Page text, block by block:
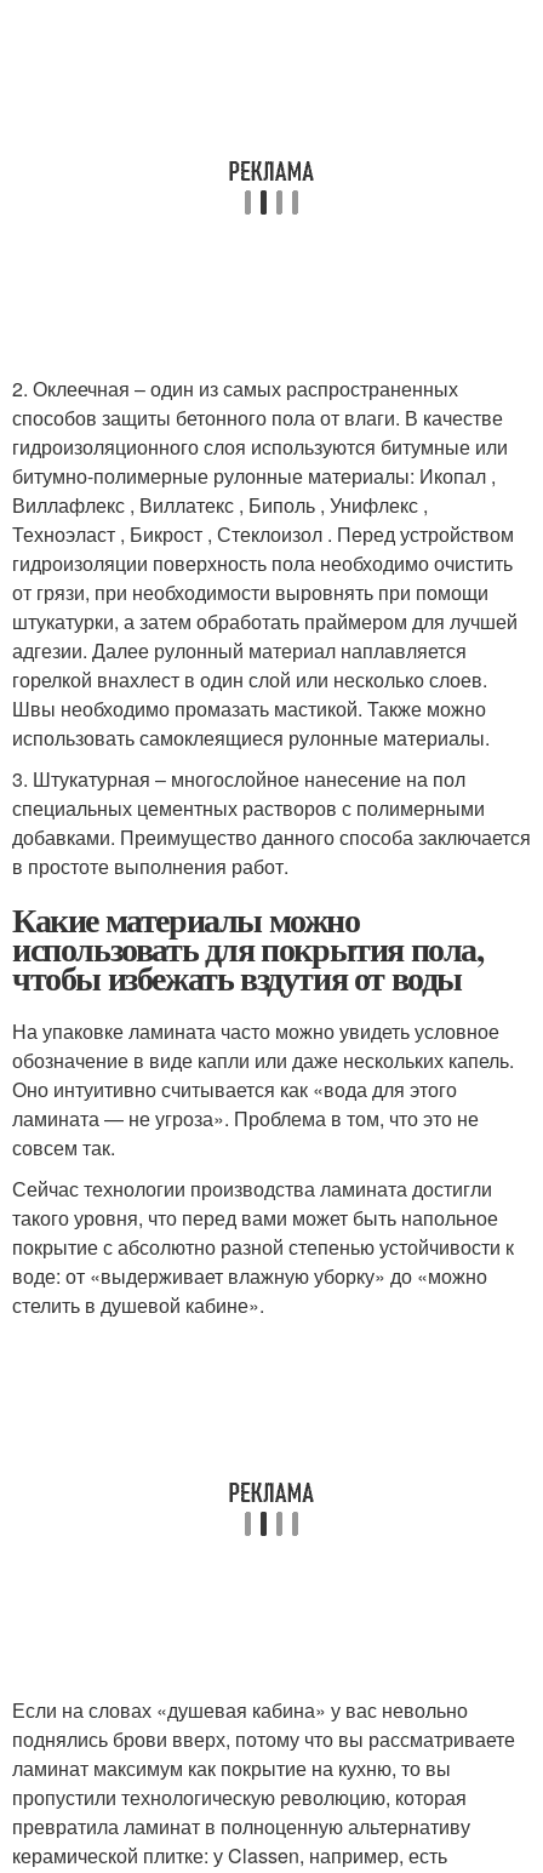
2. Оклеечная – один из самых распространенных
способов защиты бетонного пола от влаги. В качестве
гидроизоляционного слоя используются битумные или
битумно-полимерные рулонные материалы: Икопал ,
Виллафлекс , Виллатекс , Биполь , Унифлекс ,
Техноэласт , Бикрост , Стеклоизол . Перед устройством
гидроизоляции поверхность пола необходимо очистить
от грязи, при необходимости выровнять при помощи
штукатурки, а затем обработать праймером для лучшей
адгезии. Далее рулонный материал наплавляется
горелкой внахлест в один слой или несколько слоев.
Швы необходимо промазать мастикой. Также можно
использовать самоклеящиеся рулонные материалы.
3. Штукатурная – многослойное нанесение на пол
специальных цементных растворов с полимерными
добавками. Преимущество данного способа заключается
в простоте выполнения работ.
Какие материалы можно
использовать для покрытия пола,
чтобы избежать вздутия от воды
На упаковке ламината часто можно увидеть условное
обозначение в виде капли или даже нескольких капель.
Оно интуитивно считывается как «вода для этого
ламината — не угроза». Проблема в том, что это не
совсем так.
Сейчас технологии производства ламината достигли
такого уровня, что перед вами может быть напольное
покрытие с абсолютно разной степенью устойчивости к
воде: от «выдерживает влажную уборку» до «можно
стелить в душевой кабине».
Если на словах «душевая кабина» у вас невольно
поднялись брови вверх, потому что вы рассматриваете
ламинат максимум как покрытие на кухню, то вы
пропустили технологическую революцию, которая
превратила ламинат в полноценную альтернативу
керамической плитке: у Classen, например, есть